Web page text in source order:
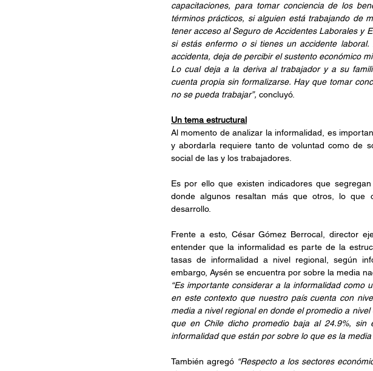
capacitaciones, para tomar conciencia de los
términos prácticos, si alguien está trabajando de
tener acceso al Seguro de Accidentes Laborales y
si estás enfermo o si tienes un accidente
accidenta, deja de percibir el sustento económico
Lo cual deja a la deriva al trabajador y a su
cuenta propia sin formalizarse. Hay que tomar
no se pueda trabajar”, concluyó.
Un tema estructural
Al momento de analizar la informalidad, es
y abordarla requiere tanto de voluntad como de
social de las y los trabajadores.
Es por ello que existen indicadores que
donde algunos resaltan más que otros, lo que
desarrollo.
Frente a esto, César Gómez Berrocal, director
entender que la informalidad es parte de la
tasas de informalidad a nivel regional, según
embargo, Aysén se encuentra por sobre la media
“Es importante considerar a la informalidad
en este contexto que nuestro país cuenta con
media a nivel regional en donde el promedio a
que en Chile dicho promedio baja al 24.9%, sin
informalidad que están por sobre lo que es la media
También agregó “Respecto a los sectores